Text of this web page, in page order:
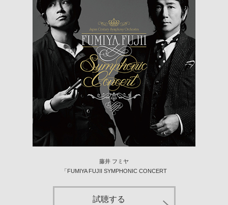
藤井 フミヤ
「FUMIYA FUJII SYMPHONIC CONCERT
試聴する